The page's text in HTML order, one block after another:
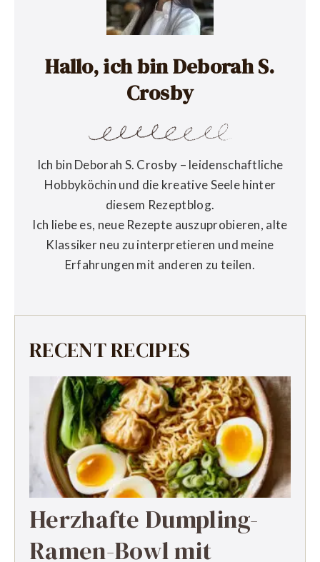
Hallo, ich bin Deborah S.
Crosby
Ich bin Deborah S. Crosby – leidenschaftliche
Hobbyköchin und die kreative Seele hinter
diesem Rezeptblog.
Ich liebe es, neue Rezepte auszuprobieren, alte
Klassiker neu zu interpretieren und meine
Erfahrungen mit anderen zu teilen.
RECENT RECIPES
Herzhafte Dumpling-
Ramen-Bowl mit